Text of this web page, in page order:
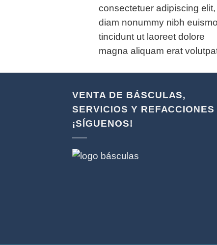
consectetuer adipiscing
diam nonummy nibh
tincidunt ut laoreet dolore
magna aliquam erat
VENTA DE BÁSCULAS,
SERVICIOS Y REFACCIONES
¡SÍGUENOS!